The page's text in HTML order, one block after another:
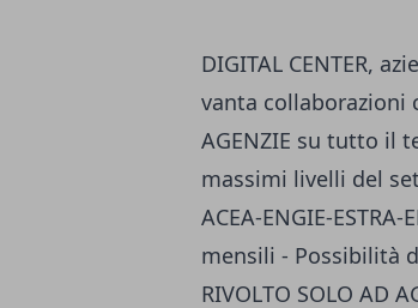
DIGITAL CENTER,
vanta collaborazioni
AGENZIE su tutto il
massimi livelli del
ACEA-ENGIE-
mensili - Possibilità
RIVOLTO SOLO AD